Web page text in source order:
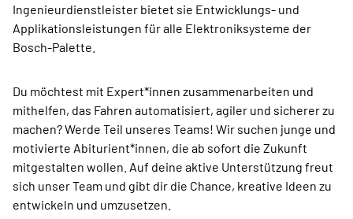
Ingenieurdienstleister bietet sie Entwicklungs- und
Applikationsleistungen für alle Elektroniksysteme der
Bosch-Palette.
Du möchtest mit Expert*innen zusammenarbeiten und
mithelfen, das Fahren automatisiert, agiler und sicherer zu
machen? Werde Teil unseres Teams! Wir suchen junge und
motivierte Abiturient*innen, die ab sofort die Zukunft
mitgestalten wollen. Auf deine aktive Unterstützung freut
sich unser Team und gibt dir die Chance, kreative Ideen zu
entwickeln und umzusetzen.